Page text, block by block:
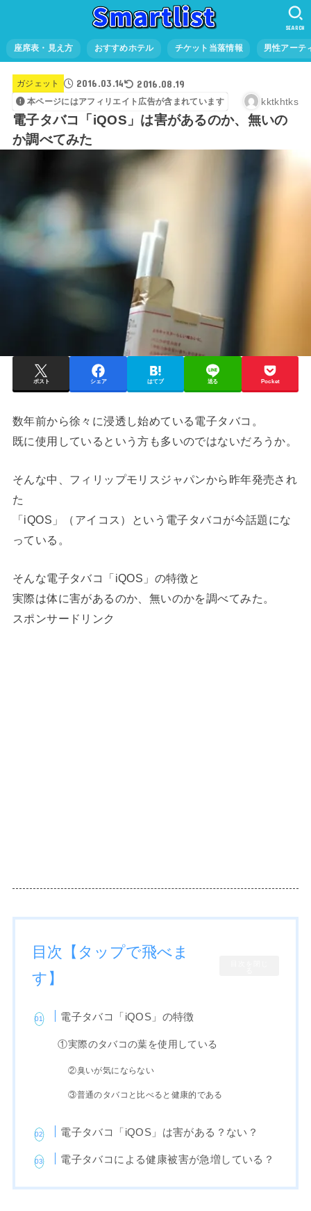
座席表・見え方 おすすめホテル チケット当落情報 男性アーテ
SEARCH
ガジェット 2016.03.14 2016.08.19
本ページにはアフィリエイト広告が含まれています kktkhtks
電子タバコ「iQOS」は害があるのか、無いの
か調べてみた
ポスト シェア はてブ 送る Pocket
数年前から徐々に浸透し始めている電子タバコ。
既に使用しているという方も多いのではないだろうか。
そんな中、フィリップモリスジャパンから昨年発売され
た
「iQOS」（アイコス）という電子タバコが今話題にな
っている。
そんな電子タバコ「iQOS」の特徴と
実際は体に害があるのか、無いのかを調べてみた。
スポンサードリンク
目次【タップで飛べま
す】
電子タバコ「iQOS」の特徴
①実際のタバコの葉を使用している
②臭いが気にならない
③普通のタバコと比べると健康的である
電子タバコ「iQOS」は害がある？ない？
電子タバコによる健康被害が急増している？